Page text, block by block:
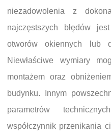
niezadowolenia z
najczęstszych błędów
otworów okiennych lub
Niewłaściwe wymiary
montażem oraz
budynku. Innym
parametrów
współczynnik przenikania